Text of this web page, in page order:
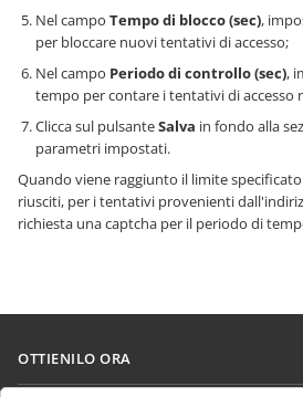
Nel campo Tempo di blocco (sec),
per bloccare nuovi tentativi di accesso;
Nel campo Periodo di controllo (sec),
tempo per contare i tentativi di accesso
Clicca sul pulsanteSalva in fondo alla
parametri impostati.
Quando viene raggiunto il limite
riusciti, per i tentativi provenienti
richiesta una captcha per il periodo di
OTTIENILO ORA